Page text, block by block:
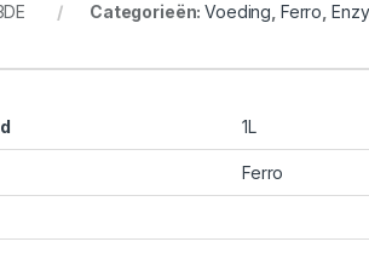
Categorieën:Voeding, Ferro,
1L
Ferro